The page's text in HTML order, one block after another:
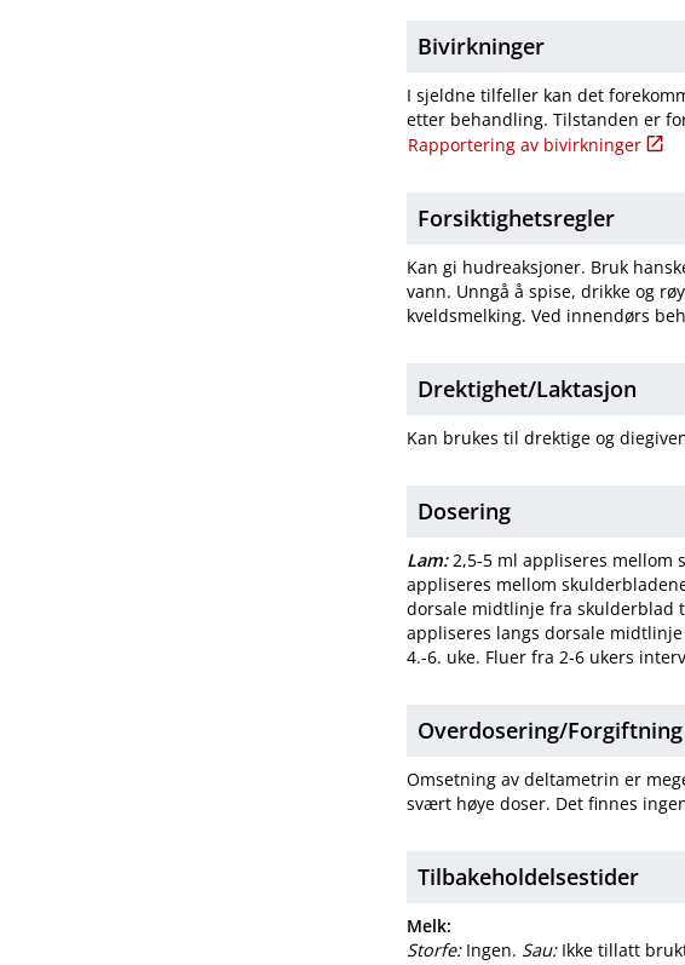
Bivirkninger
I sjeldne tilfeller kan det
etter behandling. Tilstanden er
Rapportering av bivirkninger
Forsiktighetsregler
Kan gi hudreaksjoner. Bruk
vann. Unngå å spise, drikke og
kveldsmelking. Ved innendørs
Drektighet​/​Laktasjon
Kan brukes til drektige og
Dosering
Lam:2,5-5 ml appliseres mellom
appliseres mellom
dorsale midtlinje fra skulderblad
appliseres langs dorsale
4.-6. uke. Fluer fra 2-6 ukers
Overdosering​/​Forgiftning
Omsetning av deltametrin er
svært høye doser. Det finnes
Tilbakeholdelsestider
Melk:
Storfe:Ingen. Sau:Ikke tillatt